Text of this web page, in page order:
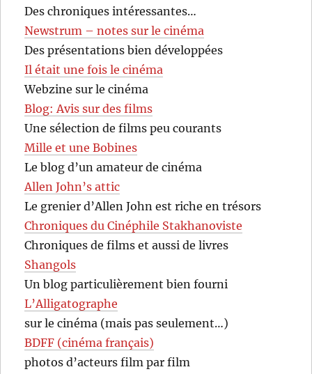
Des chroniques intéressantes…
Newstrum – notes sur le cinéma
Des présentations bien développées
Il était une fois le cinéma
Webzine sur le cinéma
Blog: Avis sur des films
Une sélection de films peu courants
Mille et une Bobines
Le blog d’un amateur de cinéma
Allen John’s attic
Le grenier d’Allen John est riche en trésors
Chroniques du Cinéphile Stakhanoviste
Chroniques de films et aussi de livres
Shangols
Un blog particulièrement bien fourni
L’Alligatographe
sur le cinéma (mais pas seulement…)
BDFF (cinéma français)
photos d’acteurs film par film